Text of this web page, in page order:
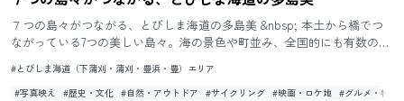
７つの島々がつながる、とびしま海道の多島美 &nbsp; 本土から橋でつ
ながっている7つの美しい島々。海の景色や町並み、全国的にも有数の美
#とびしま海道（下蒲刈・蒲刈・豊浜・豊）エリア
#写真映え #歴史・文化 #自然・アウトドア #サイクリング #映画・ロケ地 #グルメ・特産